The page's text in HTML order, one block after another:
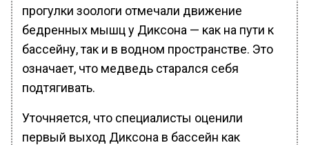
прогулки зоологи отмечали движение
бедренных мышц у Диксона — как на пути к
бассейну, так и в водном пространстве. Это
означает, что медведь старался себя
подтягивать.
Уточняется, что специалисты оценили
первый выход Диксона в бассейн как